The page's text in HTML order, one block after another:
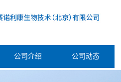
公司介绍 公司动态